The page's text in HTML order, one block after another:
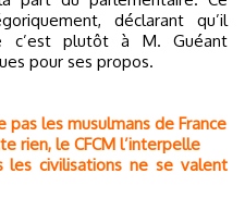
déclarant qu’il
c’est plutôt à M. Guéant
pour ses propos.
pas les musulmans de France
rien, le CFCM l’interpelle
les civilisations ne se valent